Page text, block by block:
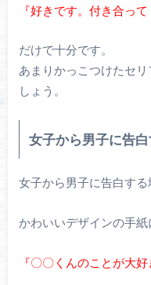
『好きです。付き合って
だけで十分です。
あまりかっこつけたセ
しょう。
女子から男子に告
女子から男子に告白する
かわいいデザインの手紙
『〇〇くんのことが大好